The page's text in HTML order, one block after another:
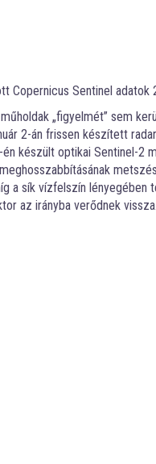
Copernicus Sentinel
„figyelmét” sem
2-án frissen készített
készült optikai Sentinel-2
a sík vízfelszín
az irányba verődnek vissza.